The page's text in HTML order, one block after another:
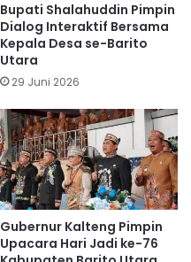
Bupati Shalahuddin Pimpin
Dialog Interaktif Bersama
Kepala Desa se-Barito
Utara
29 Juni 2026
Gubernur Kalteng Pimpin
Upacara Hari Jadi ke-76